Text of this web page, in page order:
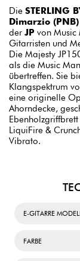
Die STERLING
Dimarzio (PNB)
der JP von Music
Gitarristen und
Die Majesty
als die Music
übertreffen. Sie
Klangspektrum
eine originelle
Ahorndecke,
LiquiFire &
Vibrato.
E-GITARRE
FARBE